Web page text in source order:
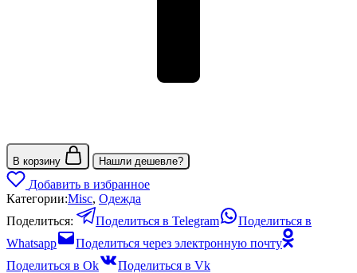
В корзину Нашли дешевле?
Добавить в избранное
Категории:Misc, Одежда
Поделиться:
Поделиться в Telegram
Поделиться в
Whatsapp
Поделиться через электронную почту
Поделиться в Ok
Поделиться в Vk